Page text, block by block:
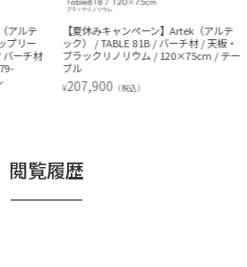
ルテ
リー
ーチ材
【夏休みキャンペーン】Artek（アルテ
ック） / TABLE 81B / バーチ材 / 天板・
ブラックリノリウム / 120×75cm / テー
ブル
207,900（税込）
閲覧履歴